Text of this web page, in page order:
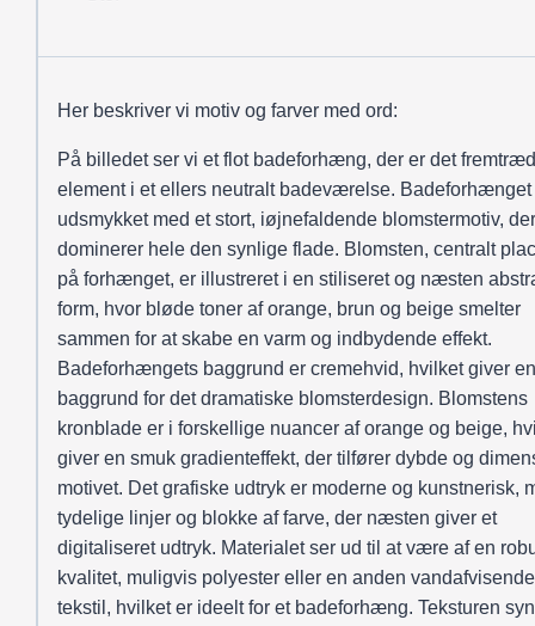
Her beskriver vi motiv og farver med ord:
På billedet ser vi et flot badeforhæng, der er det
element i et ellers neutralt badeværelse. Badeforhænget
udsmykket med et stort, iøjnefaldende blomstermotiv, der
dominerer hele den synlige flade. Blomsten, centralt
på forhænget, er illustreret i en stiliseret og næsten
form, hvor bløde toner af orange, brun og beige smelter
sammen for at skabe en varm og indbydende effekt.
Badeforhængets baggrund er cremehvid, hvilket giver
baggrund for det dramatiske blomsterdesign. Blomstens
kronblade er i forskellige nuancer af orange og beige,
giver en smuk gradienteffekt, der tilfører dybde og
motivet. Det grafiske udtryk er moderne og kunstnerisk,
tydelige linjer og blokke af farve, der næsten giver et
digitaliseret udtryk. Materialet ser ud til at være af en
kvalitet, muligvis polyester eller en anden vandafvisende
tekstil, hvilket er ideelt for et badeforhæng. Teksturen